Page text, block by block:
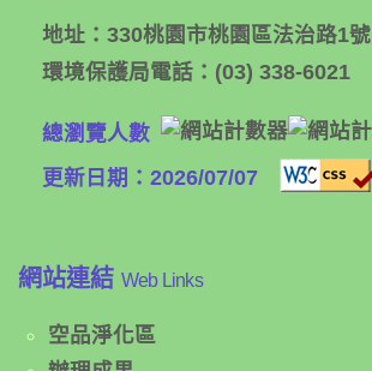
地址： 330桃園市桃園區法治路1號
環境保護局電話： (03) 338-6021
總瀏覽人數
更新日期：2026/07/07
網站連結 Web Links
空品淨化區